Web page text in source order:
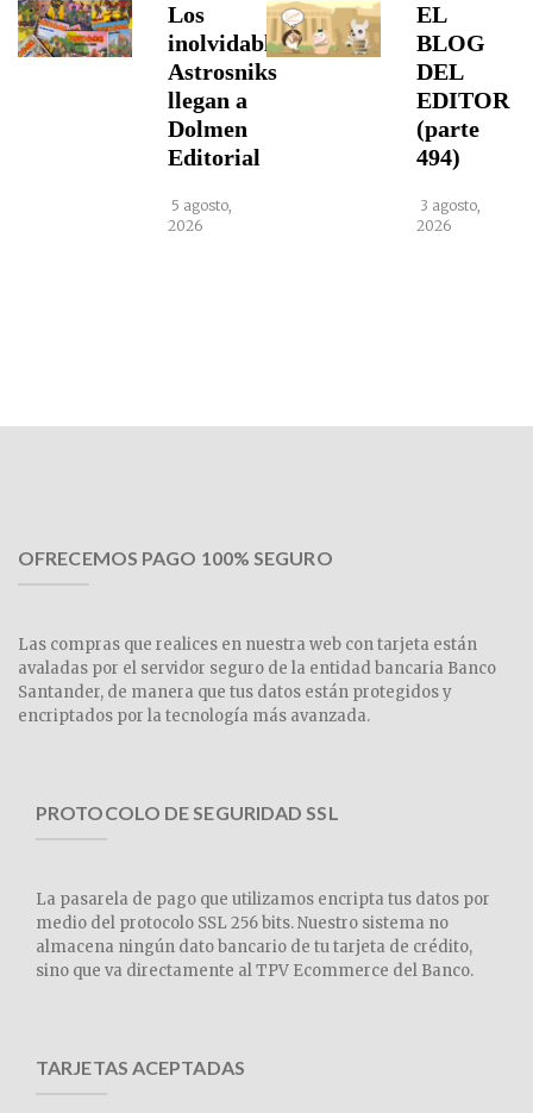
Los
inolvidables
Astrosniks
llegan a
Dolmen
Editorial
5 agosto,
2026
EL
BLOG
DEL
EDITOR
(parte
494)
3 agosto,
2026
OFRECEMOS PAGO 100% SEGURO
Las compras que realices en nuestra web con tarjeta están
avaladas por el servidor seguro de la entidad bancaria Banco
Santander, de manera que tus datos están protegidos y
encriptados por la tecnología más avanzada.
PROTOCOLO DE SEGURIDAD SSL
La pasarela de pago que utilizamos encripta tus datos por
medio del protocolo SSL 256 bits. Nuestro sistema no
almacena ningún dato bancario de tu tarjeta de crédito,
sino que va directamente al TPV Ecommerce del Banco.
TARJETAS ACEPTADAS